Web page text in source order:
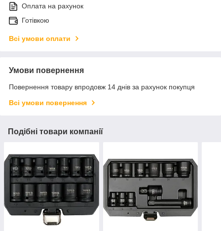
Оплата на рахунок
Готівкою
Всі умови оплати
Умови повернення
Повернення товару впродовж 14 днів за рахунок покупця
Всі умови повернення
Подібні товари компанії